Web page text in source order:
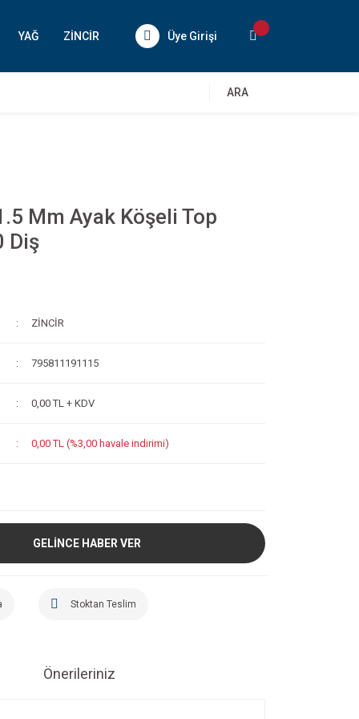
YAĞ ZİNCİR Üye Girişi
ARA
Mm Ayak Köşeli Top
Diş
ZİNCİR
795811191115
0,00 TL + KDV
0,00 TL (%3,00 havale indirimi)
GELİNCE HABER VER
Stoktan Teslim
Önerileriniz